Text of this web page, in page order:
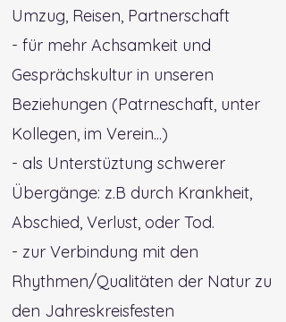
Umzug, Reisen, Partnerschaft
- für mehr Achsamkeit und
Gesprächskultur in unseren
Beziehungen (Patrneschaft, unter
Kollegen, im Verein...)
- als Unterstüztung schwerer
Übergänge: z.B durch Krankheit,
Abschied, Verlust, oder Tod.
- zur Verbindung mit den
Rhythmen/Qualitäten der Natur zu
den Jahreskreisfesten